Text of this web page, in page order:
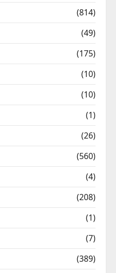
(814)
(49)
(175)
(10)
(10)
(1)
(26)
(560)
(4)
(208)
(1)
(7)
(389)